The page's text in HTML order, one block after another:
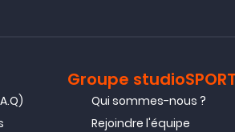
Groupe
Qui sommes-nous ?
Rejoindre l'équipe